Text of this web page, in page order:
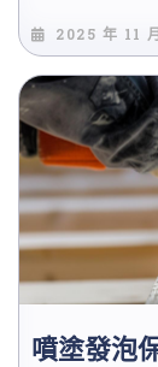
2025 年 11
噴塗發泡